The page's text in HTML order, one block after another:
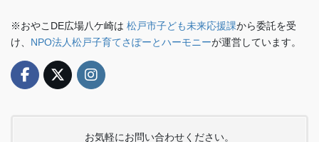
※おやこDE広場八ケ崎は 松戸市子ども未来応援課から委託を受
け、 NPO法人松戸子育てさぽーとハーモニーが運営しています。
お気軽にお問い合わせください。